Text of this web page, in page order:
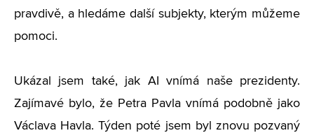
pravdivě, a hledáme další subjekty, kterým můžeme
pomoci.
Ukázal jsem také, jak AI vnímá naše prezidenty.
Zajímavé bylo, že Petra Pavla vnímá podobně jako
Václava Havla. Týden poté jsem byl znovu pozvaný